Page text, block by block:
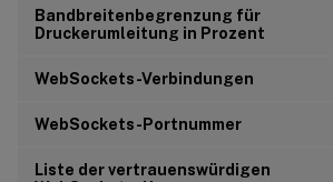
Bandbreitenbegrenzung für
Druckerumleitung in Prozent
WebSockets-Verbindungen
WebSockets-Portnummer
Liste der vertrauenswürdigen